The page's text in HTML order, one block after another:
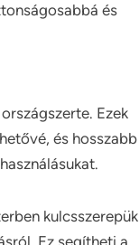
és
Ezek
és hosszabb
kulcsszerepük